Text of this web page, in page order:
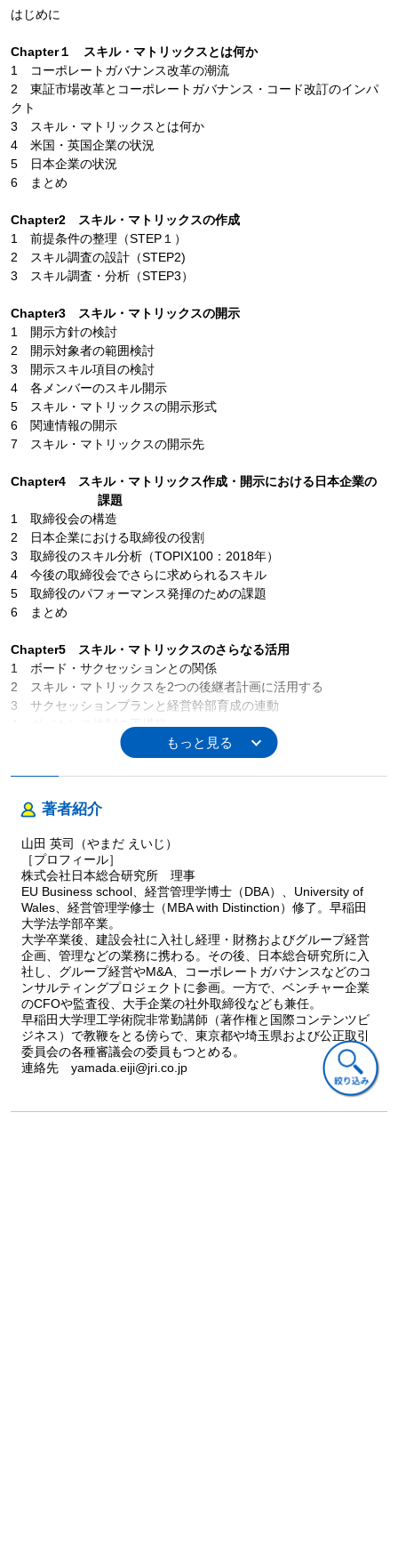
はじめに
Chapter１ スキル・マトリックスとは何か
1 コーポレートガバナンス改革の潮流
2 東証市場改革とコーポレートガバナンス・コード改訂のインパ
クト
3 スキル・マトリックスとは何か
4 米国・英国企業の状況
5 日本企業の状況
6 まとめ
Chapter2 スキル・マトリックスの作成
1 前提条件の整理（STEP１）
2 スキル調査の設計（STEP2)
3 スキル調査・分析（STEP3）
Chapter3 スキル・マトリックスの開示
1 開示方針の検討
2 開示対象者の範囲検討
3 開示スキル項目の検討
4 各メンバーのスキル開示
5 スキル・マトリックスの開示形式
6 関連情報の開示
7 スキル・マトリックスの開示先
Chapter4 スキル・マトリックス作成・開示における日本企業の
課題
1 取締役会の構造
2 日本企業における取締役の役割
3 取締役のスキル分析（TOPIX100：2018年）
4 今後の取締役会でさらに求められるスキル
5 取締役のパフォーマンス発揮のための課題
6 まとめ
Chapter5 スキル・マトリックスのさらなる活用
1 ボード・サクセッションとの関係
2 スキル・マトリックスを2つの後継者計画に活用する
3 サクセッションプランと経営幹部育成の連動
4 ガバナンス体制の再構築
おわりに
著者プロフィール
〈著者〉
山田 英司（やまだ えいじ）
著者紹介
山田 英司（やまだ えいじ）
［プロフィール］
株式会社日本総合研究所 理事
EU Business school、経営管理学博士（DBA）、University of
Wales、経営管理学修士（MBA with Distinction）修了。早稲田
大学法学部卒業。
大学卒業後、建設会社に入社し経理・財務およびグループ経営
企画、管理などの業務に携わる。その後、日本総合研究所に入
社し、グループ経営やM&A、コーポレートガバナンスなどのコ
ンサルティングプロジェクトに参画。一方で、ベンチャー企業
のCFOや監査役、大手企業の社外取締役なども兼任。
早稲田大学理工学術院非常勤講師（著作権と国際コンテンツビ
ジネス）で教鞭をとる傍らで、東京都や埼玉県および公正取引
委員会の各種審議会の委員もつとめる。
連絡先 yamada.eiji@jri.co.jp